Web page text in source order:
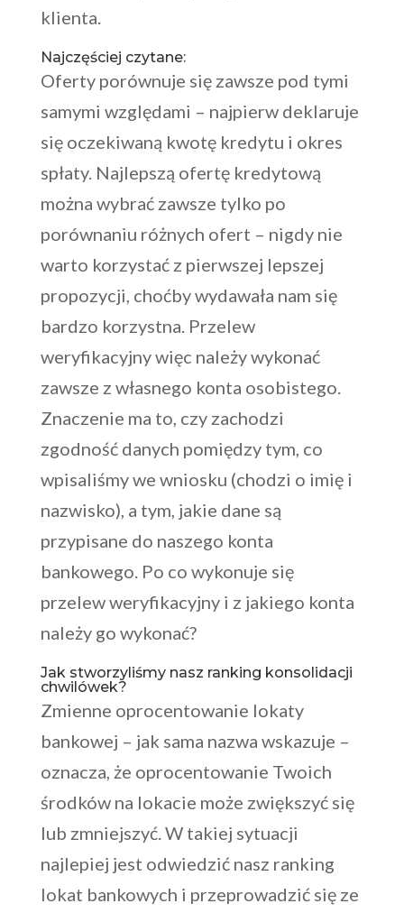
klienta.
Najczęściej czytane:
Oferty porównuje się zawsze pod tymi
samymi względami – najpierw deklaruje
się oczekiwaną kwotę kredytu i okres
spłaty. Najlepszą ofertę kredytową
można wybrać zawsze tylko po
porównaniu różnych ofert – nigdy nie
warto korzystać z pierwszej lepszej
propozycji, choćby wydawała nam się
bardzo korzystna. Przelew
weryfikacyjny więc należy wykonać
zawsze z własnego konta osobistego.
Znaczenie ma to, czy zachodzi
zgodność danych pomiędzy tym, co
wpisaliśmy we wniosku (chodzi o imię i
nazwisko), a tym, jakie dane są
przypisane do naszego konta
bankowego. Po co wykonuje się
przelew weryfikacyjny i z jakiego konta
należy go wykonać?
Jak stworzyliśmy nasz ranking konsolidacji
chwilówek?
Zmienne oprocentowanie lokaty
bankowej – jak sama nazwa wskazuje –
oznacza, że oprocentowanie Twoich
środków na lokacie może zwiększyć się
lub zmniejszyć. W takiej sytuacji
najlepiej jest odwiedzić nasz ranking
lokat bankowych i przeprowadzić się ze